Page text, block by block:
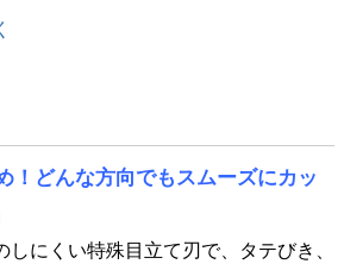
！どんな方向でもスムーズにカッ
にくい特殊目立て刃で、タテびき、